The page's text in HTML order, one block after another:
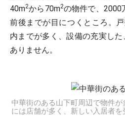
40m2から70m2の物件で、2000
前後までが目につくところ。
内までが多く、設備の充実し
ありません。
中華街のある山下町周辺で物件
には店舗が多く、新しい入居者